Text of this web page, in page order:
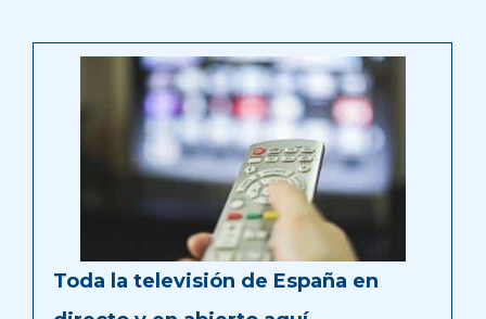
Toda la televisión de España en